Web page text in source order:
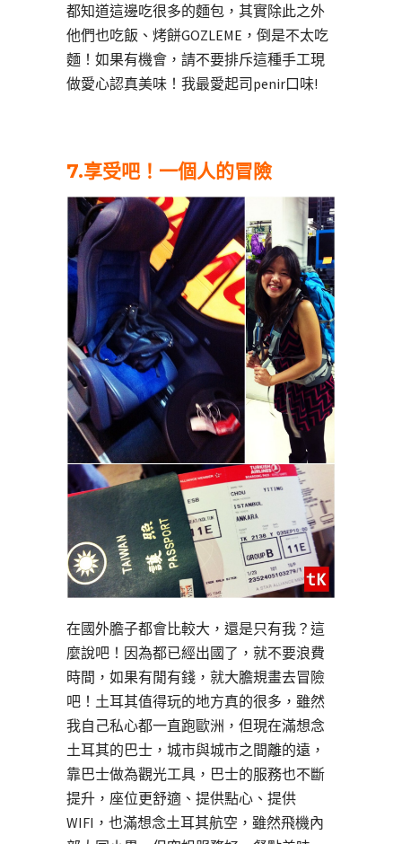
都知道這邊吃很多的麵包，其實除此之外
他們也吃飯、烤餅GOZLEME，倒是不太吃
麵！如果有機會，請不要排斥這種手工現
做愛心認真美味！我最愛起司penir口味!
7.享受吧！一個人的冒險
在國外膽子都會比較大，還是只有我？這
麼說吧！因為都已經出國了，就不要浪費
時間，如果有閒有錢，就大膽規畫去冒險
吧！土耳其值得玩的地方真的很多，雖然
我自己私心都一直跑歐洲，但現在滿想念
土耳其的巴士，城市與城市之間離的遠，
靠巴士做為觀光工具，巴士的服務也不斷
提升，座位更舒適、提供點心、提供
WIFI，也滿想念土耳其航空，雖然飛機內